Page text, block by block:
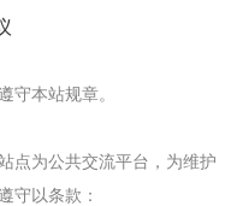
守本站规章。
点为公共交流平台，为维护
守以条款：